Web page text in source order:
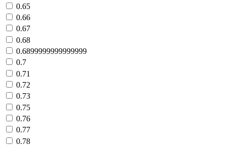
0.65
0.66
0.67
0.68
0.6899999999999999
0.7
0.71
0.72
0.73
0.75
0.76
0.77
0.78